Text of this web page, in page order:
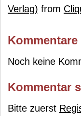
Verlag) from
Noch keine
Kommentar
Bitte zuerst